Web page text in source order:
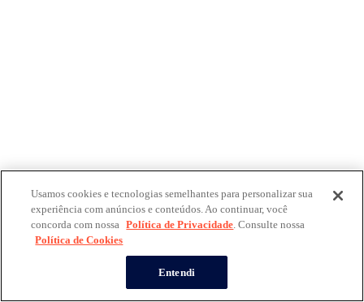
Usamos cookies e tecnologias semelhantes para personalizar sua
experiência com anúncios e conteúdos. Ao continuar, você
concorda com nossa Política de Privacidade. Consulte nossa
Política de Cookies
Entendi